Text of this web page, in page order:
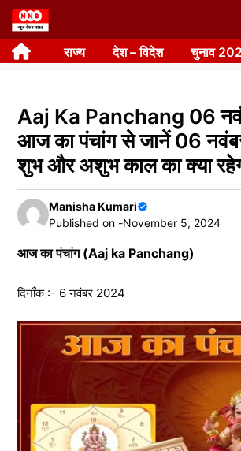
Skip
to
content राज्य देश – विदेश चुनाव
Aaj Ka Panchang 06
आज का पंचांग से जानें 06
शुभ और अशुभ काल का क्या
Manisha Kumari
Published on -November 5, 2024
आज का पंचांग (Aaj ka Panchang)
दिनाँक :- 6 नवंबर 2024